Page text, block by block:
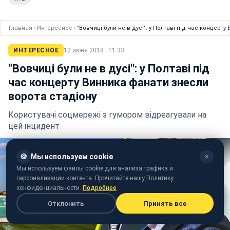
Главная › Интересное › "Вовчиці були не в дусі": у Полтаві під час
ИНТЕРЕСНОЕ 12 июня 2018 · 11:33
"Вовчиці були не в дусі": у Полтаві під
час концерту Винника фанати знесли
ворота стадіону
Користувачі соцмережі з гумором відреагували на
цей інцидент
🍪 Мы используем cookie ✕
Мы используем файлы cookie для анализа трафика и
персонализации контента. Прочитайте нашу Политику
конфиденциальности. Подробнее
Отклонить Принять все